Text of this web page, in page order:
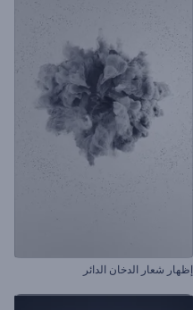
إظهار شعار الدخان الدائر